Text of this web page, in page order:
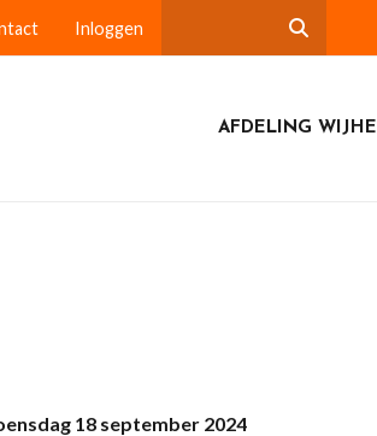
Inloggen
AFDELING WIJHE
18 september 2024